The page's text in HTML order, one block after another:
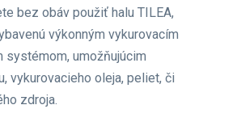
bez obáv použiť halu TILEA,
výkonným vykurovacím
systémom, umožňujúcim
vykurovacieho oleja, peliet, či
zdroja.